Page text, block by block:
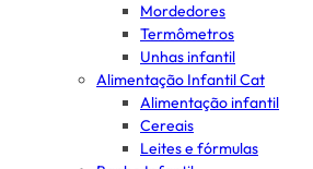
Mordedores
Termômetros
Unhas infantil
Alimentação Infantil Cat
Alimentação infantil
Cereais
Leites e fórmulas